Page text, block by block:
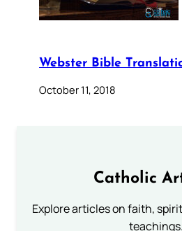
Webster Bible
October 11, 2018
Catholic
Explore articles on faith,
teachings.